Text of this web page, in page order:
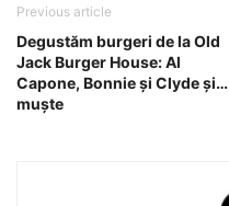
Previous article
Degustăm burgeri de la Old
Jack Burger House: Al
Capone, Bonnie şi Clyde şi…
muşte